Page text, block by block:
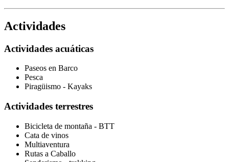
Actividades
Actividades acuáticas
Paseos en Barco
Pesca
Piragüismo - Kayaks
Actividades terrestres
Bicicleta de montaña - BTT
Cata de vinos
Multiaventura
Rutas a Caballo